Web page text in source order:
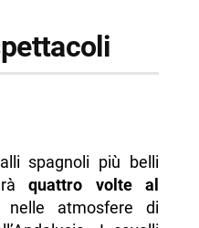
spagnoli più belli
quattro volte al
atmosfere di